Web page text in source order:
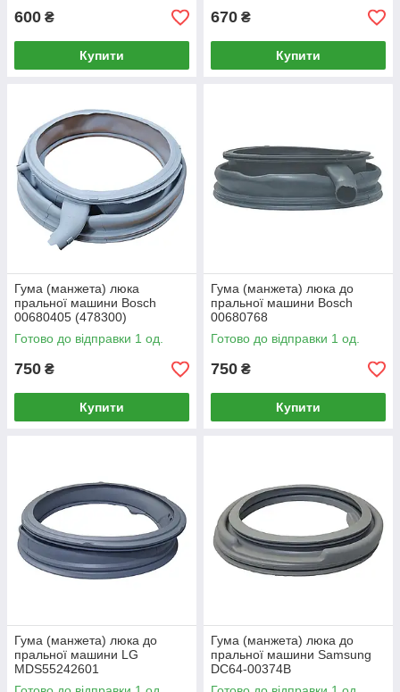
600 ₴
Купити
670 ₴
Купити
Гума (манжета) люка
пральної машини Bosch
00680405 (478300)
Готово до відправки 1 од.
750 ₴
Купити
Гума (манжета) люка до
пральної машини Bosch
00680768
Готово до відправки 1 од.
750 ₴
Купити
Гума (манжета) люка до
пральної машини LG
MDS55242601
Гума (манжета) люка до
пральної машини Samsung
DC64-00374B